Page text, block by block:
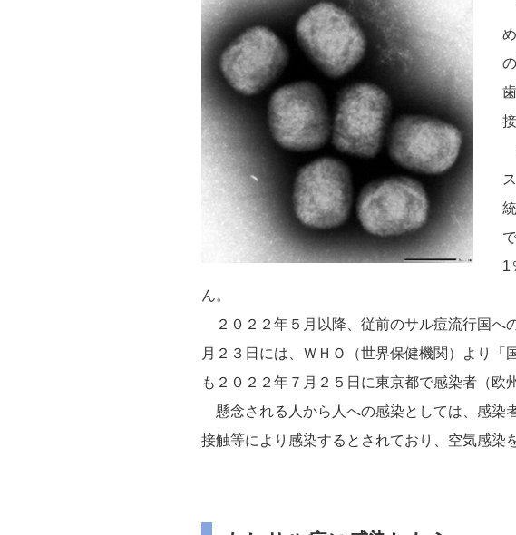
1
ん。
２０２２年５月以降、従前のサル痘流行国へ
月２３日には、ＷＨＯ（世界保健機関）より
も２０２２年７月２５日に東京都で感染者（欧
懸念される人から人への感染としては、感染
接触等により感染するとされており、空気感染